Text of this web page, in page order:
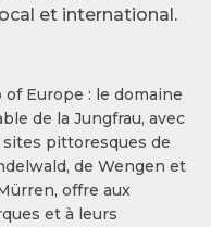
et international.
of Europe : le domaine
de la Jungfrau, avec
sites pittoresques de
de Wengen et
offre aux
et à leurs